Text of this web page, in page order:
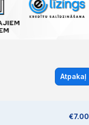
Atpakaļ
€7.00